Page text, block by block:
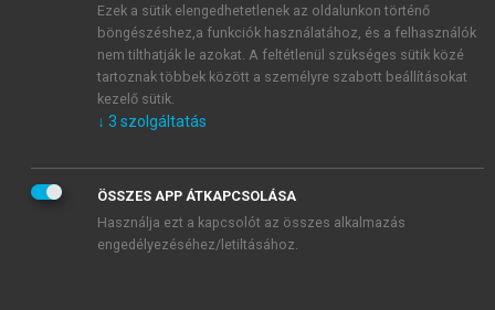
veszem és elfogadom.
Általános vásárlási feltételeket, valamint a szotar.netés a
mersz.huoldalak licencszerződéseiben foglaltakat
tudomásul veszem és elfogadom.
KIPRÓBÁLOM
Ezek a sütik elengedhetetlenek az oldalunkon történő
böngészéshez,a funkciók használatához, és a felhasználók
nem tilthatják le azokat. A feltétlenül szükséges sütik közé
tartoznak többek között a személyre szabott beállításokat
kezelő sütik.
↓ 3 szolgáltatás
ÖSSZES APP ÁTKAPCSOLÁSA
Használja ezt a kapcsolót az összes alkalmazás
engedélyezéséhez/letiltásához.